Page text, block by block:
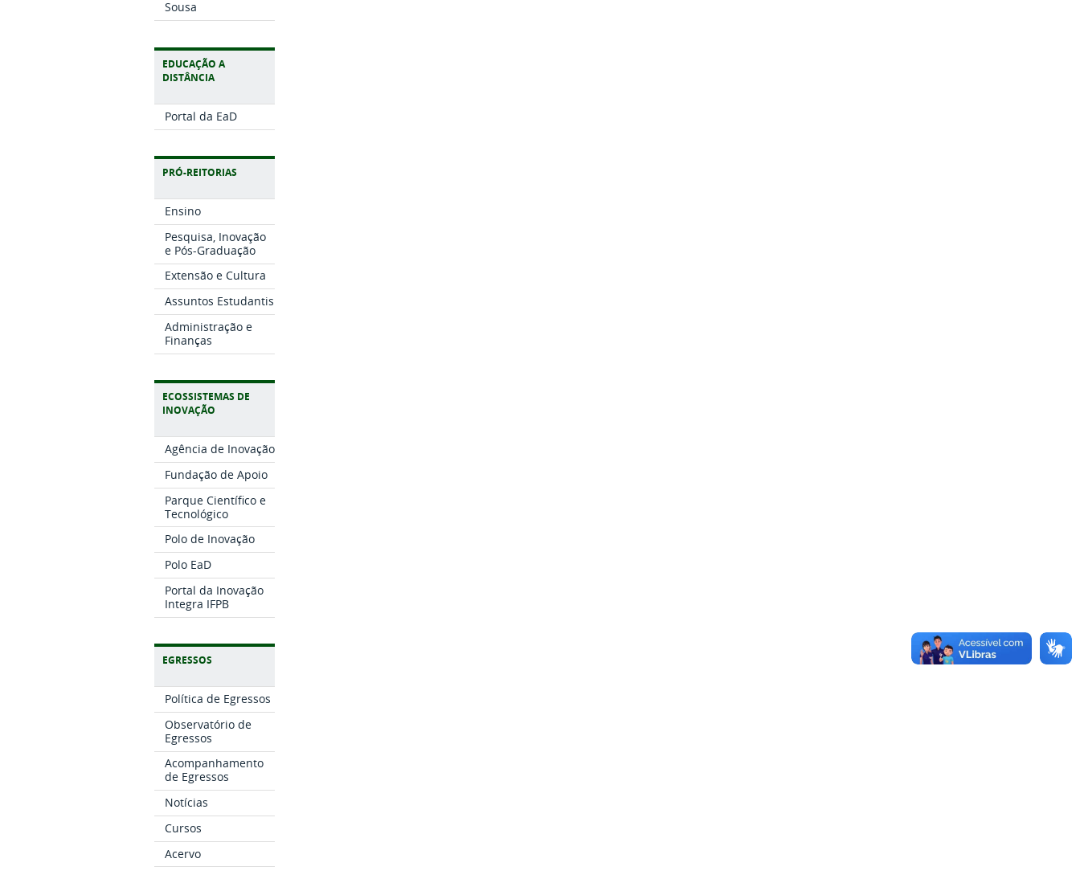
Sousa
EDUCAÇÃO A
DISTÂNCIA
Portal da EaD
PRÓ-REITORIAS
Ensino
Pesquisa, Inovação
e Pós-Graduação
Extensão e Cultura
Assuntos Estudantis
Administração e
Finanças
ECOSSISTEMAS DE
INOVAÇÃO
Agência de Inovação
Fundação de Apoio
Parque Científico e
Tecnológico
Polo de Inovação
Polo EaD
Portal da Inovação
Integra IFPB
EGRESSOS
Política de Egressos
Observatório de
Egressos
Acompanhamento
de Egressos
Notícias
Cursos
Acervo